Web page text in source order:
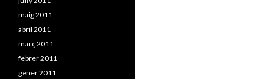
maig 2011
abril 2011
març 2011
febrer 2011
gener 2011